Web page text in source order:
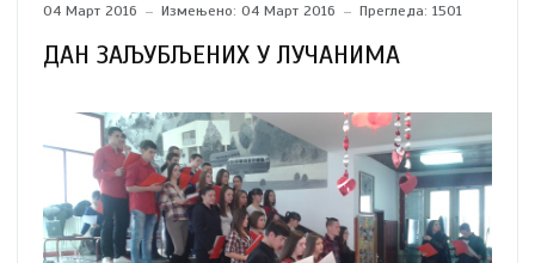
04 Март 2016 Измењено: 04 Март 2016 Прегледа: 1501
ДАН ЗАЉУБЉЕНИХ У ЛУЧАНИМА